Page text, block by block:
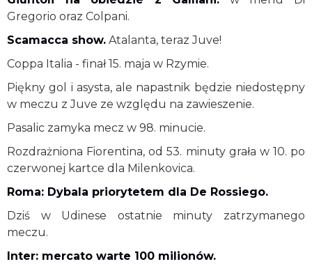
Gregorio oraz Colpani.
Scamacca show. Atalanta, teraz Juve!
Coppa Italia - finał 15. maja w Rzymie.
Piękny gol i asysta, ale napastnik będzie niedostępny
w meczu z Juve ze względu na zawieszenie.
Pasalic zamyka mecz w 98. minucie.
Rozdrażniona Fiorentina, od 53. minuty grała w 10. po
czerwonej kartce dla Milenkovica.
Roma: Dybala priorytetem dla De Rossiego.
Dziś w Udinese ostatnie minuty zatrzymanego
meczu.
Inter: mercato warte 100 milionów.